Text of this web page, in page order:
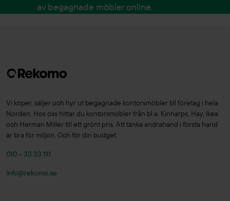
av begagnade möbler online.
Vi köper, säljer och hyr ut begagnade kontorsmöbler till företag i hela
Norden. Hos oss hittar du kontorsmöbler från bl.a. Kinnarps, Hay, Ikea
och Herman Miller till ett grönt pris. Att tänka andrahand i första hand
är bra för miljön. Och för din budget.
010 – 33 33 111
info@rekomo.se